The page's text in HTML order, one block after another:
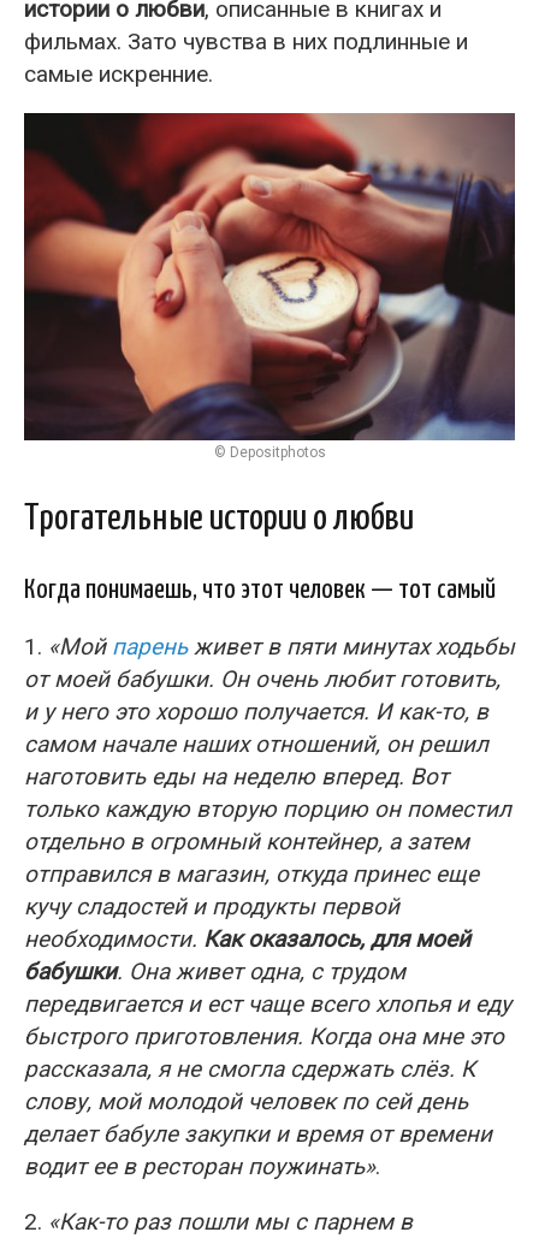
истории о любви, описанные в книгах и
фильмах. Зато чувства в них подлинные и
самые искренние.
© Depositphotos
Трогательные истории о любви
Когда понимаешь, что этот человек — тот самый
1. «Мой пареньживет в пяти минутах ходьбы
от моей бабушки. Он очень любит готовить,
и у него это хорошо получается. И как-то, в
самом начале наших отношений, он решил
наготовить еды на неделю вперед. Вот
только каждую вторую порцию он поместил
отдельно в огромный контейнер, а затем
отправился в магазин, откуда принес еще
кучу сладостей и продукты первой
необходимости. Как оказалось, для моей
бабушки. Она живет одна, с трудом
передвигается и ест чаще всего хлопья и еду
быстрого приготовления. Когда она мне это
рассказала, я не смогла сдержать слёз. К
слову, мой молодой человек по сей день
делает бабуле закупки и время от времени
водит ее в ресторан поужинать».
2. «Как-то раз пошли мы с парнем в